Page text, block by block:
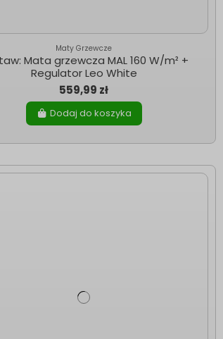
Maty Grzewcze
Mata grzewcza MAL 160 W/m² +
Regulator Leo White
559,99 zł
Dodaj do koszyka